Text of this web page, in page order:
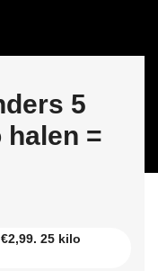
5
halen =
25 kilo